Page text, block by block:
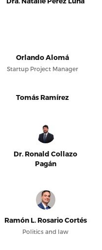
Orlando Alomá
Startup Project Manager
Tomás Ramírez
Dr. Ronald Collazo
Pagán
Ramón L. Rosario Cortés
Politics and law